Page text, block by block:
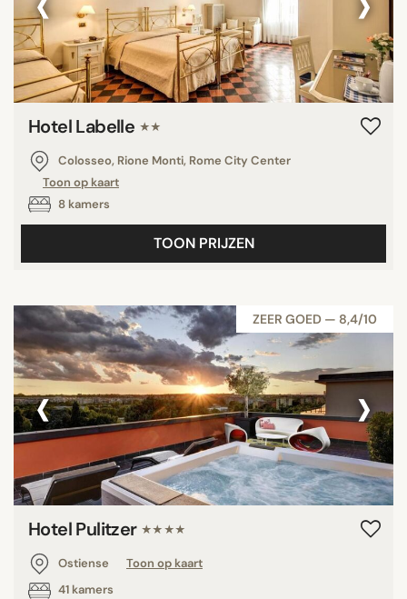
Hotel Labelle ★★
Colosseo, Rione Monti, Rome City Center
Toon op kaart
8 kamers
TOON PRIJZEN
ZEER GOED — 8,4/10
‹ ›
Hotel Pulitzer ★★★★
Ostiense
Toon op kaart
41 kamers